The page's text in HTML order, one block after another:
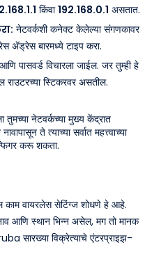
किंवा192.168.0.1 असतात.
नेटवर्कशी कनेक्ट केलेल्या संगणकावर
ॲड्रेस बारमध्ये टाइप करा.
पासवर्ड विचारला जाईल. जर तुम्ही हे
स्टिकरवर असतील.
तुमच्या नेटवर्कच्या मुख्य केंद्रात
ते त्याच्या सर्वात महत्त्वाच्या
करू शकता.
वायरलेस सेटिंग्ज शोधणे हे आहे.
आणि स्थान भिन्न असेल, मग तो मानक
सारख्या विक्रेत्याचे एंटरप्राइझ-